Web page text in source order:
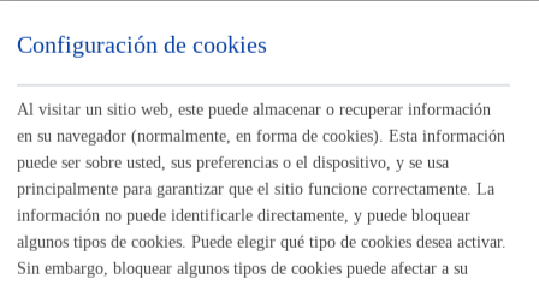
Buscar
Listado completo de Trámites
Pago mis Impuestos-Beneficios fiscales
Configuración de cookies
Al visitar un sitio web, este puede almacenar o recuperar información
en su navegador (normalmente, en forma de cookies). Esta información
puede ser sobre usted, sus preferencias o el dispositivo, y se usa
principalmente para garantizar que el sitio funcione correctamente. La
información no puede identificarle directamente, y puede bloquear
algunos tipos de cookies. Puede elegir qué tipo de cookies desea activar.
Sin embargo, bloquear algunos tipos de cookies puede afectar a su